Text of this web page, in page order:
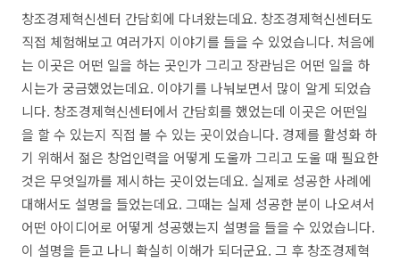
창조경제혁신센터 간담회에 다녀왔는데요. 창조경제혁신센터도
직접 체험해보고 여러가지 이야기를 들을 수 있었습니다. 처음에
는 이곳은 어떤 일을 하는 곳인가 그리고 장관님은 어떤 일을 하
시는가 궁금했었는데요. 이야기를 나눠보면서 많이 알게 되었습
니다. 창조경제혁신센터에서 간담회를 했었는데 이곳은 어떤일
을 할 수 있는지 직접 볼 수 있는 곳이었습니다. 경제를 활성화 하
기 위해서 젊은 창업인력을 어떻게 도울까 그리고 도울 때 필요한
것은 무엇일까를 제시하는 곳이었는데요. 실제로 성공한 사례에
대해서도 설명을 들었는데요. 그때는 실제 성공한 분이 나오셔서
어떤 아이디어로 어떻게 성공했는지 설명을 들을 수 있었습니다.
이 설명을 듣고 나니 확실히 이해가 되더군요. 그 후 창조경제혁